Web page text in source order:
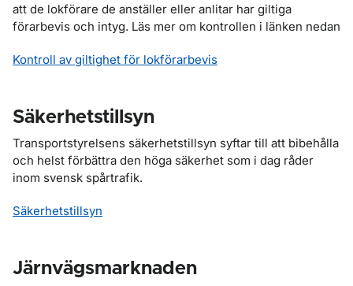
att de lokförare de anställer eller anlitar har giltiga
förarbevis och intyg. Läs mer om kontrollen i länken nedan
Kontroll av giltighet för lokförarbevis
Säkerhetstillsyn
Transportstyrelsens säkerhetstillsyn syftar till att bibehålla
och helst förbättra den höga säkerhet som i dag råder
inom svensk spårtrafik.
Säkerhetstillsyn
Järnvägsmarknaden